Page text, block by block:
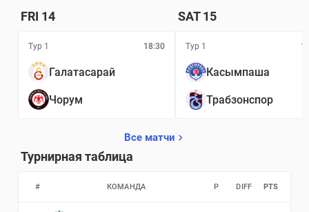
FRI 14
Тур 1 18:30
Галатасарай
Чорум
SAT 15
Тур 1
Касымпаша
Трабзонспор
Все матчи
Турнирная таблица
# КОМАНДА P DIFF PTS